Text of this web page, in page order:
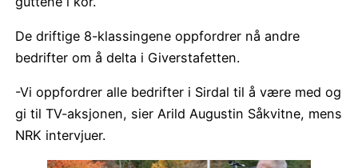
De driftige 8-klassingene oppfordrer nå andre
bedrifter om å delta i Giverstafetten.
-Vi oppfordrer alle bedrifter i Sirdal til å være med og
gi til TV-aksjonen, sier Arild Augustin Såkvitne, mens
NRK intervjuer.